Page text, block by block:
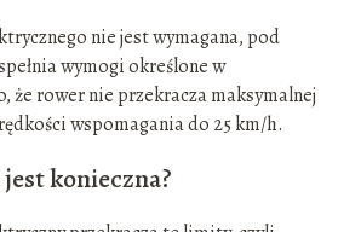
nie jest wymagana, pod
wymogi określone w
że rower nie przekracza maksymalnej
wspomagania do 25 km/h.
konieczna?